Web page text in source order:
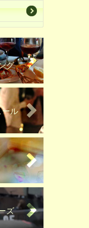
グ
ール
ズ